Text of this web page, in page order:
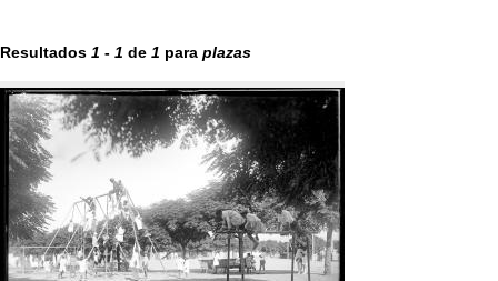
Resultados 1 - 1 de 1 para plazas